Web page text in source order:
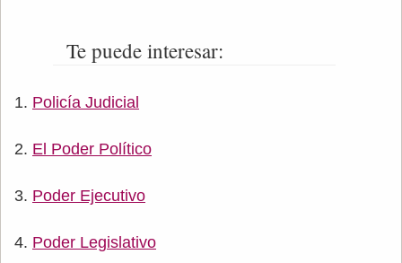
Te puede interesar:
Policía Judicial
El Poder Político
Poder Ejecutivo
Poder Legislativo